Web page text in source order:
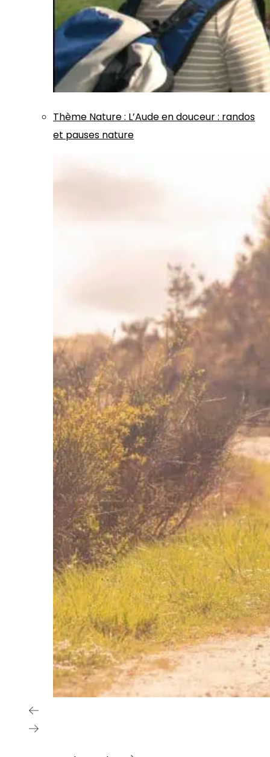
Thème Nature: L’Aude en douceur : randos
et pauses nature